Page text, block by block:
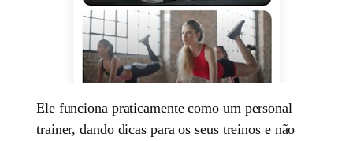
Ele funciona praticamente como um personal
trainer, dando dicas para os seus treinos e não